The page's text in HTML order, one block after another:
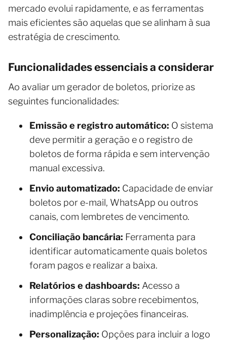
mercado evolui rapidamente, e as ferramentas
mais eficientes são aquelas que se alinham à sua
estratégia de crescimento.
Funcionalidades essenciais a considerar
Ao avaliar um gerador de boletos, priorize as
seguintes funcionalidades:
Emissão e registro automático: O sistema
deve permitir a geração e o registro de
boletos de forma rápida e sem intervenção
manual excessiva.
Envio automatizado: Capacidade de enviar
boletos por e-mail, WhatsApp ou outros
canais, com lembretes de vencimento.
Conciliação bancária: Ferramenta para
identificar automaticamente quais boletos
foram pagos e realizar a baixa.
Relatórios e dashboards: Acesso a
informações claras sobre recebimentos,
inadimplência e projeções financeiras.
Personalização: Opções para incluir a logo